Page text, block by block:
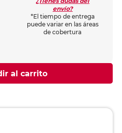
envío?
*El tiempo de entrega
puede variar en las áreas
de cobertura
al carrito